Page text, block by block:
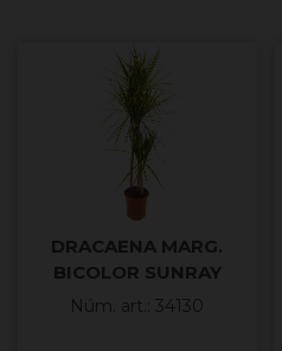
DRACAENA MARG.
BICOLOR SUNRAY
90.60.30 M22
Núm. art.: 34130